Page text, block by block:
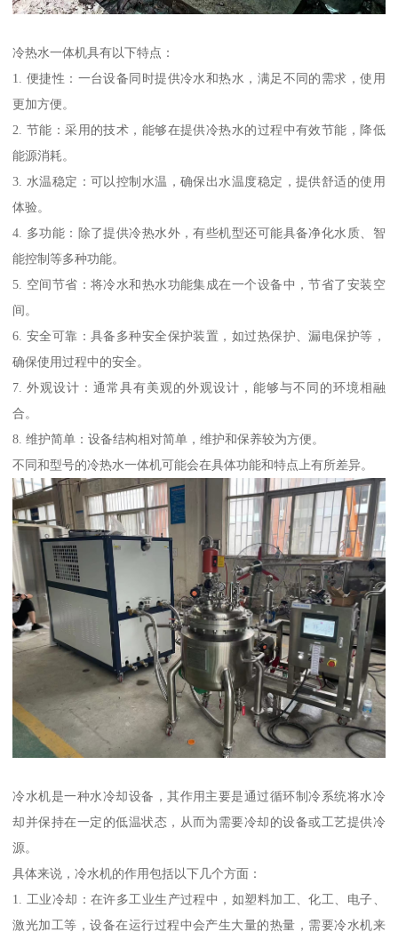
冷热水一体机具有以下特点：
1. 便捷性：一台设备同时提供冷水和热水，满足不同的需求，使用
更加方便。
2. 节能：采用的技术，能够在提供冷热水的过程中有效节能，降低
能源消耗。
3. 水温稳定：可以控制水温，确保出水温度稳定，提供舒适的使用
体验。
4. 多功能：除了提供冷热水外，有些机型还可能具备净化水质、智
能控制等多种功能。
5. 空间节省：将冷水和热水功能集成在一个设备中，节省了安装空
间。
6. 安全可靠：具备多种安全保护装置，如过热保护、漏电保护等，
确保使用过程中的安全。
7. 外观设计：通常具有美观的外观设计，能够与不同的环境相融
合。
8. 维护简单：设备结构相对简单，维护和保养较为方便。
不同和型号的冷热水一体机可能会在具体功能和特点上有所差异。
冷水机是一种水冷却设备，其作用主要是通过循环制冷系统将水冷
却并保持在一定的低温状态，从而为需要冷却的设备或工艺提供冷
源。
具体来说，冷水机的作用包括以下几个方面：
1. 工业冷却：在许多工业生产过程中，如塑料加工、化工、电子、
激光加工等，设备在运行过程中会产生大量的热量，需要冷水机来